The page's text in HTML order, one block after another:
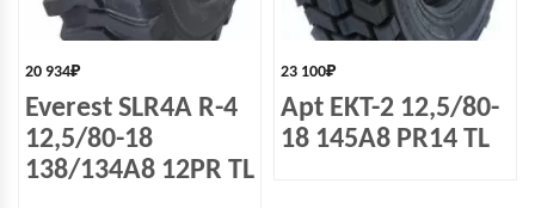
20 934₽
Everest SLR4A R-4
12,5/80-18
138/134A8 12PR TL
23 100₽
Apt EKT-2 12,5/80-
18 145A8 PR14 TL